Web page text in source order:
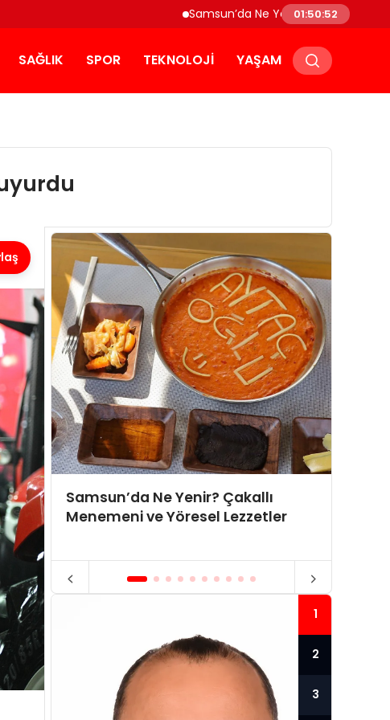
Samsun’da Ne Yenir? Çakallı Menemeni ve
01:50:53
SAĞLIK SPOR TEKNOLOJI YAŞAM
Samsun’da Ne Yenir? Çakallı
Menemeni ve Yöresel Lezzetler
1
2
3